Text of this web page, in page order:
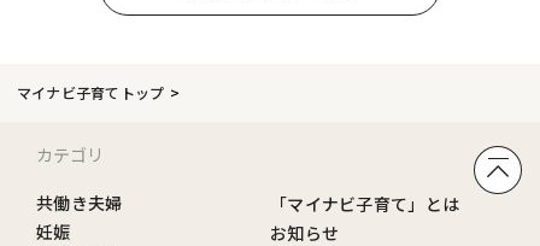
マイナビ子育てトップ
カテゴリ
共働き夫婦
妊娠
「マイナビ子育て」とは
お知らせ